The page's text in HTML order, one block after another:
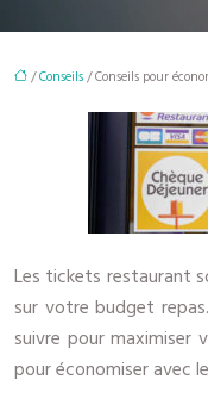
/Conseils/ Conseils pour
Les tickets restaurant
sur votre budget
suivre pour maximiser
pour économiser avec